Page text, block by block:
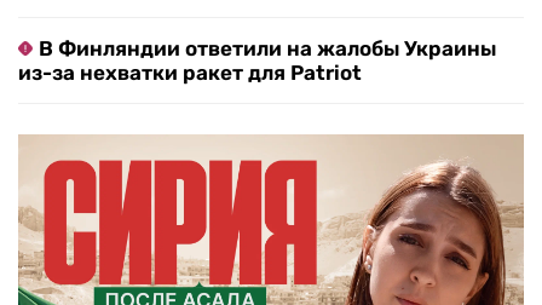
В Финляндии ответили на жалобы Украины
из-за нехватки ракет для Patriot